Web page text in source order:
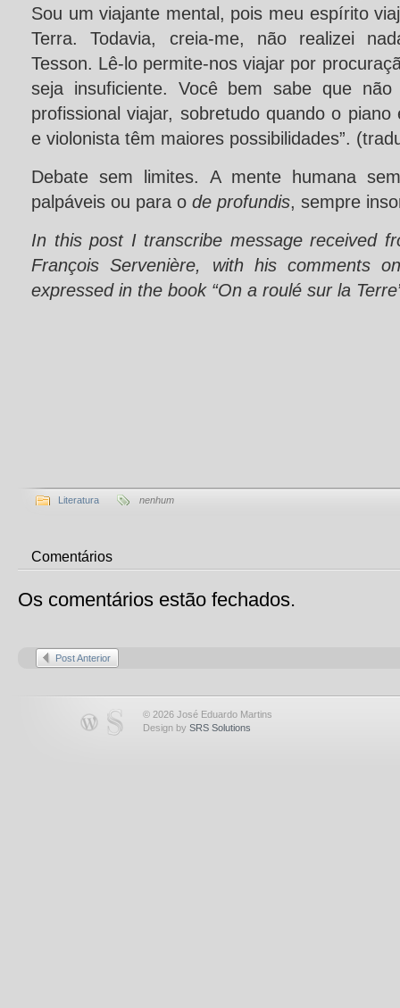
Sou um viajante mental, pois meu espírito
Terra. Todavia, creia-me, não realizei
Tesson. Lê-lo permite-nos viajar por
seja insuficiente. Você bem sabe que
profissional viajar, sobretudo quando o
e violonista têm maiores possibilidades”.
Debate sem limites. A mente humana
palpáveis ou para o de profundis, sempre
In this post I transcribe message received
François Servenière, with his comments
expressed in the book “On a roulé sur la
Literatura nenhum
Comentários
Os comentários estão fechados.
Post Anterior
© 2026 José Eduardo Martins
Design by SRS Solutions